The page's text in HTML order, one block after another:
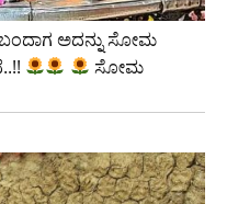
ಅದನ್ನು ಸೋಮ
ಸೋಮ